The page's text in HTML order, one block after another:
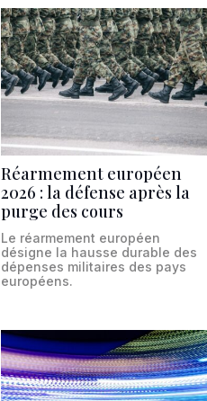
Réarmement européen
2026 : la défense après la
purge des cours
Le réarmement européen
désigne la hausse durable des
dépenses militaires des pays
européens.